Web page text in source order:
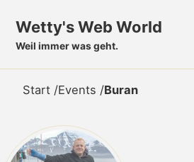
Wetty's Web World
Weil immer was geht.
Start /Events /Buran